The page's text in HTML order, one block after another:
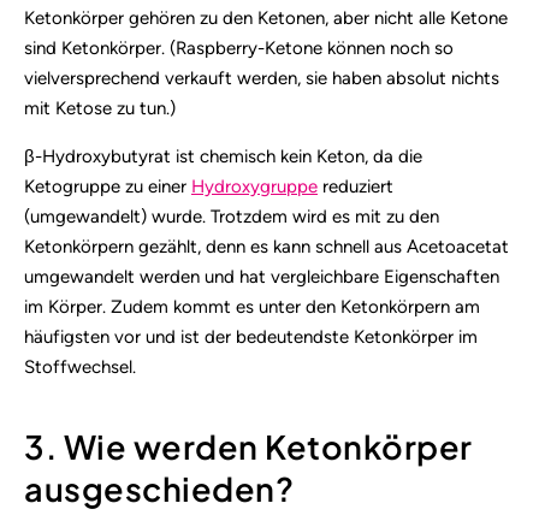
Ketonkörper gehören zu den Ketonen, aber nicht alle Ketone
sind Ketonkörper. (Raspberry-Ketone können noch so
vielversprechend verkauft werden, sie haben absolut nichts
mit Ketose zu tun.)
β-Hydroxybutyrat ist chemisch kein Keton, da die
Ketogruppe zu einer Hydroxygruppe reduziert
(umgewandelt) wurde. Trotzdem wird es mit zu den
Ketonkörpern gezählt, denn es kann schnell aus Acetoacetat
umgewandelt werden und hat vergleichbare Eigenschaften
im Körper. Zudem kommt es unter den Ketonkörpern am
häufigsten vor und ist der bedeutendste Ketonkörper im
Stoffwechsel.
3. Wie werden Ketonkörper
ausgeschieden?